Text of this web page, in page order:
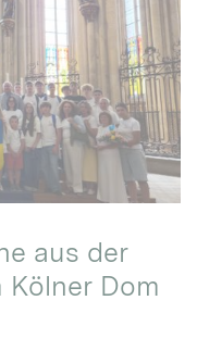
aus der
Kölner Dom